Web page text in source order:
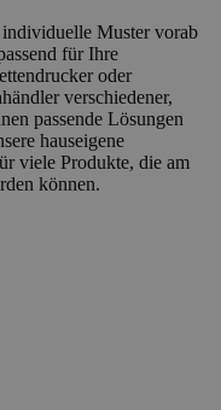
Muster vorab
für Ihre
oder
verschiedener,
passende Lösungen
hauseigene
viele Produkte, die am
können.